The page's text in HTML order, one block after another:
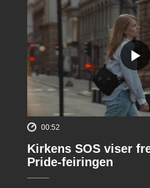
00:52
Kirkens SOS viser
Pride-feiringen